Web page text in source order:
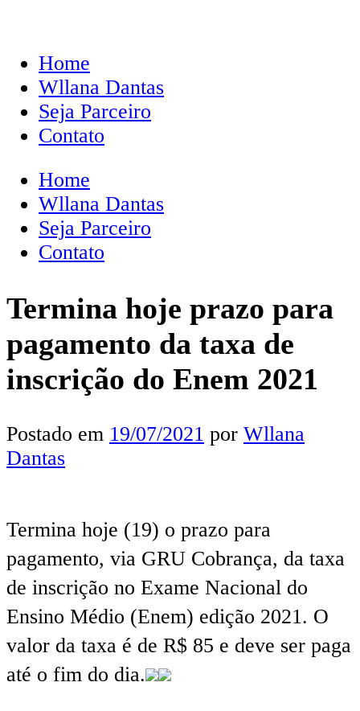
Home
Wllana Dantas
Seja Parceiro
Contato
Home
Wllana Dantas
Seja Parceiro
Contato
Termina hoje prazo para
pagamento da taxa de
inscrição do Enem 2021
Postado em 19/07/2021 por Wllana
Dantas
Termina hoje (19) o prazo para
pagamento, via GRU Cobrança, da taxa
de inscrição no Exame Nacional do
Ensino Médio (Enem) edição 2021. O
valor da taxa é de R$ 85 e deve ser paga
até o fim do dia.